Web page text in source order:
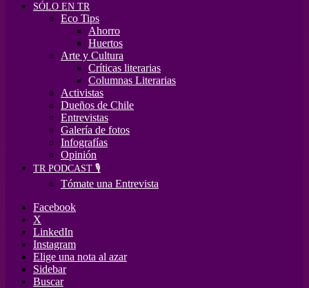
SÓLO EN TR
Eco Tips
Ahorro
Huertos
Arte y Cultura
Críticas literarias
Columnas Literarias
Activistas
Dueños de Chile
Entrevistas
Galería de fotos
Infografías
Opinión
TR PODCAST 🎙️
Tómate una Entrevista
Facebook
X
LinkedIn
Instagram
Elige una nota al azar
Sidebar
Buscar